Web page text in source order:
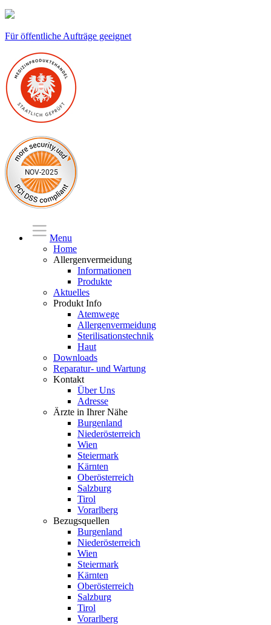
Für öffentliche Aufträge geeignet
Menu
Home
Allergenvermeidung
Informationen
Produkte
Aktuelles
Produkt Info
Atemwege
Allergenvermeidung
Sterilisationstechnik
Haut
Downloads
Reparatur- und Wartung
Kontakt
Über Uns
Adresse
Ärzte in Ihrer Nähe
Burgenland
Niederösterreich
Wien
Steiermark
Kärnten
Oberösterreich
Salzburg
Tirol
Vorarlberg
Bezugsquellen
Burgenland
Niederösterreich
Wien
Steiermark
Kärnten
Oberösterreich
Salzburg
Tirol
Vorarlberg